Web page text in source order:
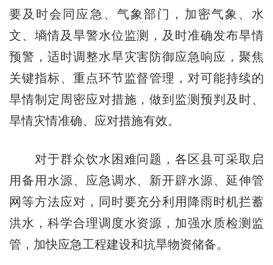
要及时会同应急、气象部门，加密气象、水
文、墒情及旱警水位监测，及时准确发布旱情
预警，适时调整水旱灾害防御应急响应，聚焦
关键指标、重点环节监督管理，对可能持续的
旱情制定周密应对措施，做到监测预判及时、
旱情灾情准确、应对措施有效。
对于群众饮水困难问题，各区县可采取启
用备用水源、应急调水、新开辟水源、延伸管
网等方法应对，同时要充分利用降雨时机拦蓄
洪水，科学合理调度水资源，加强水质检测监
管，加快应急工程建设和抗旱物资储备。